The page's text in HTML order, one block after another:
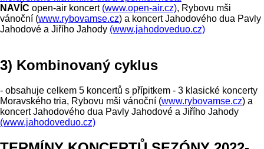
NAVÍC open-air koncert (www.open-air.cz), Rybovu mši
vánoční (www.rybovamse.cz) a koncert Jahodového dua Pavly
Jahodové a Jiřího Jahody (www.jahodoveduo.cz)
3) Kombinovaný cyklus
- obsahuje celkem 5 koncertů s přípitkem - 3 klasické koncerty
Moravského tria, Rybovu mši vánoční (www.rybovamse.cz) a
koncert Jahodového dua Pavly Jahodové a Jiřího Jahody
(www.jahodoveduo.cz)